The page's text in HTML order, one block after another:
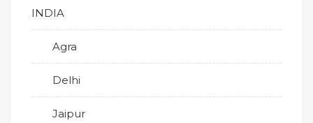
INDIA
Agra
Delhi
Jaipur